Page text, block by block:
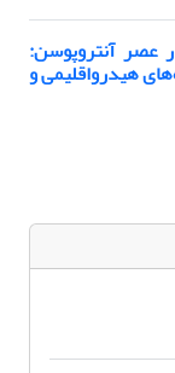
عصر آنتروپوسن:
هیدرواقلیمی و